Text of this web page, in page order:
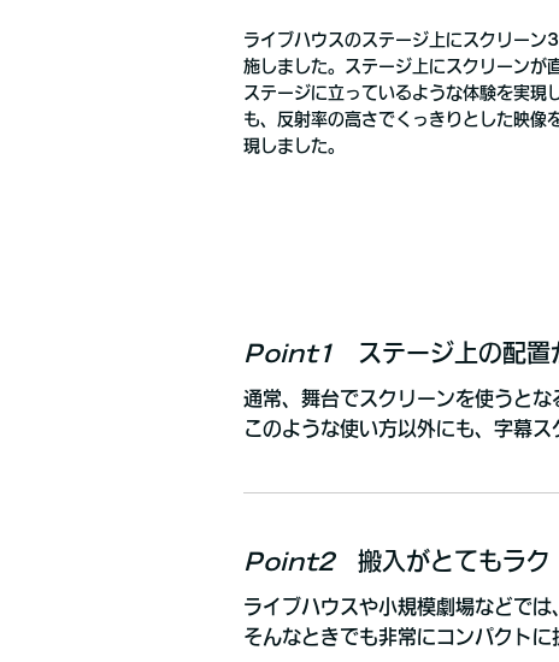
ライブハウスのステージ上にスクリーン
施しました。ステージ上にスクリーンが
ステージに立っているような体験を実現
も、反射率の高さでくっきりとした映
現しました。
Point1 ステージ上の配置
通常、舞台でスクリーンを使うと
このような使い方以外にも、字幕
Point2搬入がとてもラク
ライブハウスや小規模劇場などで
そんなときでも非常にコンパクト